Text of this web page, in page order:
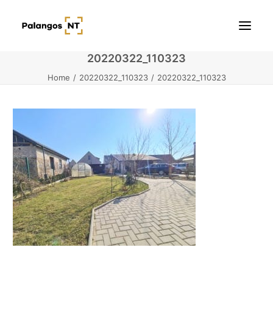
Butai
Namai / Kotedžai
Žemės sklypai
Kontaktai
20220322_110323
Home 20220322_110323 20220322_110323